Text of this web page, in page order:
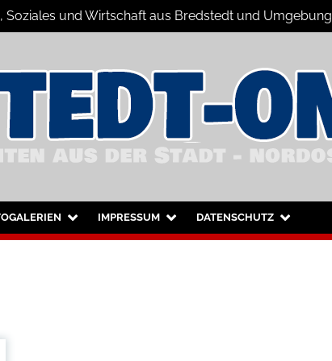
Soziales und Wirtschaft aus Bredstedt und Umgebung
und Umgebung
IMPRESSUM DATENSCHUTZ